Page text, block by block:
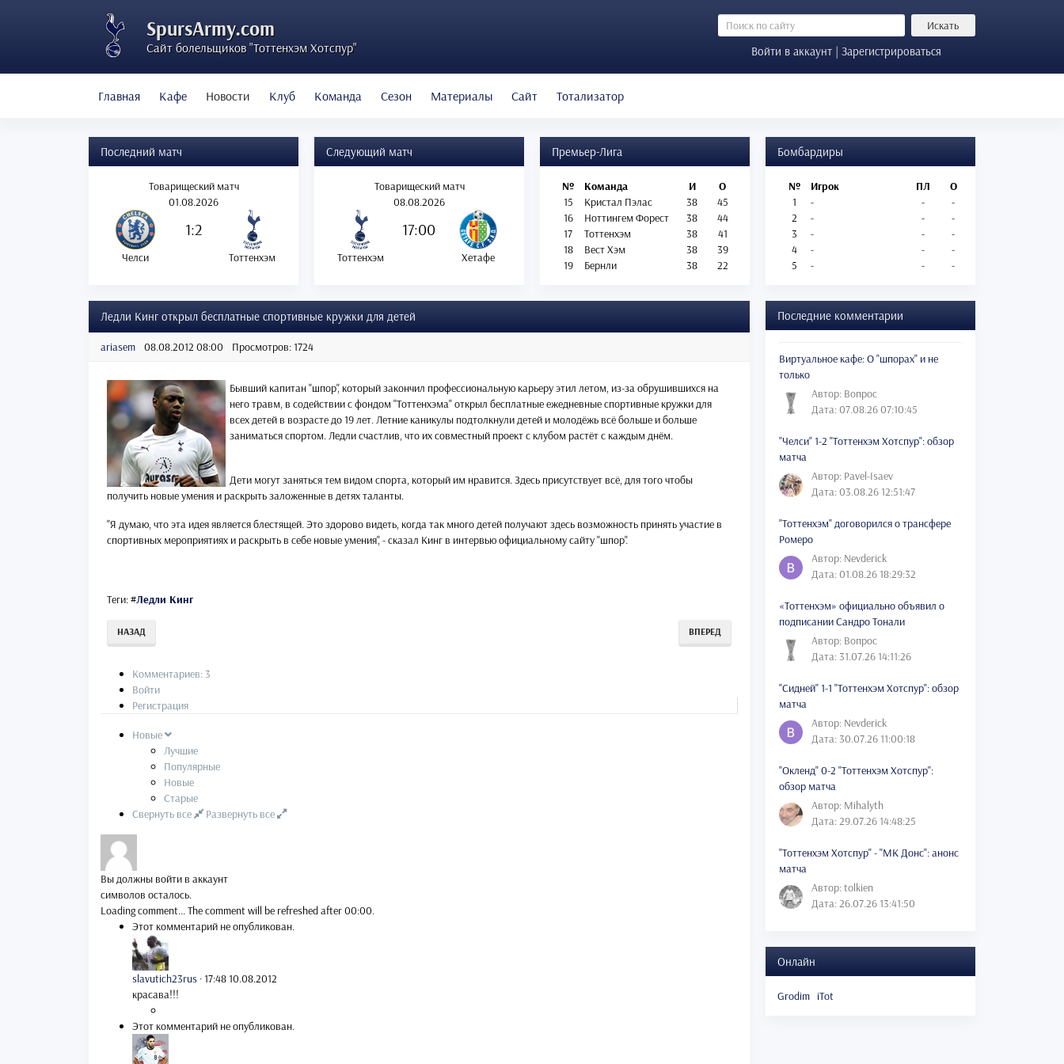
SpursArmy.com
Сайт болельщиков "Тоттенхэм Хотспур"
Искать
Войти в аккаунт | Зарегистрироваться
Главная Кафе Новости Клуб Команда Сезон Материалы Сайт Тотализатор
Последний матч
Товарищеский матч
01.08.2026
1:2
Челси Тоттенхэм
Следующий матч
Товарищеский матч
08.08.2026
17:00
Тоттенхэм Хетафе
Премьер-Лига
№ Команда И
О
15
Кристал Пэлас 38
45
16
Ноттингем Форест 38
44
17
Тоттенхэм 38
41
18
Вест Хэм 38
39
19
Бернли 38 22
Бомбардиры
№ Игрок ПЛ
О
1
- -
-
2
- -
-
3
- -
-
4
- -
-
5
- - -
Ледли Кинг открыл бесплатные спортивные кружки для детей
ariasem 08.08.2012 08:00 Просмотров: 1724
Бывший капитан "шпор", который закончил профессиональную карьеру этил летом, из-за обрушившихся на
него травм, в содействии с фондом "Тоттенхэма" открыл бесплатные ежедневные спортивные кружки для
всех детей в возрасте до 19 лет. Летние каникулы подтолкнули детей и молодёжь всё больше и больше
заниматься спортом. Ледли счастлив, что их совместный проект с клубом растёт с каждым днём.
Дети могут заняться тем видом спорта, который им нравится. Здесь присутствует всё, для того чтобы
получить новые умения и раскрыть заложенные в детях таланты.
"Я думаю, что эта идея является блестящей. Это здорово видеть, когда так много детей получают здесь возможность принять участие в
спортивных мероприятиях и раскрыть в себе новые умения", - сказал Кинг в интервью официальному сайту "шпор".
Теги:#Ледли Кинг
НАЗАД ВПЕРЕД
Комментариев: 3
Войти
Регистрация
Новые
Лучшие
Популярные
Новые
Старые
Свернуть все
Развернуть все
Вы должны войти в аккаунт
символов осталось.
Loading comment...The comment will be refreshed after00:00.
Этот комментарий не опубликован.
slavutich23rus ·17:48 10.08.2012
красава!!!
Этот комментарий не опубликован.
Последние комментарии
Виртуальное кафе: О "шпорах" и не
только
Автор: Вопрос
Дата: 07.08.26 07:10:45
"Челси" 1-2 "Тоттенхэм Хотспур": обзор
матча
Автор: Pavel-Isaev
Дата: 03.08.26 12:51:47
"Тоттенхэм" договорился о трансфере
Ромеро
Автор: Nevderick
Дата: 01.08.26 18:29:32
«Тоттенхэм» официально объявил о
подписании Сандро Тонали
Автор: Вопрос
Дата: 31.07.26 14:11:26
"Сидней" 1-1 "Тоттенхэм Хотспур": обзор
матча
Автор: Nevderick
Дата: 30.07.26 11:00:18
"Окленд" 0-2 "Тоттенхэм Хотспур":
обзор матча
Автор: Mihalyth
Дата: 29.07.26 14:48:25
"Тоттенхэм Хотспур" - "МК Донс": анонс
матча
Автор: tolkien
Дата: 26.07.26 13:41:50
Онлайн
Grodim iTot